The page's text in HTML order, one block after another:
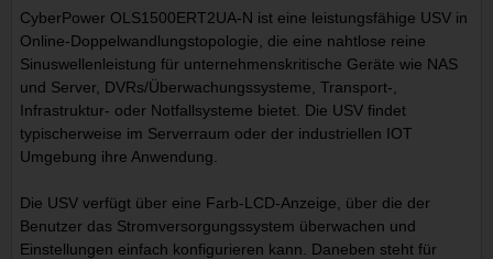
CyberPower OLS1500ERT2UA-N ist eine leistungsfähige USV in
Online-Doppelwandlungstopologie, die eine nahtlose reine
Sinuswellenleistung für unternehmenskritische Geräte wie NAS
und Server, DVRs/Überwachungssysteme, Transport-,
Infrastruktur- oder Notfallsysteme bietet. Die USV findet
typischerweise im Serverraum oder der industriellen IOT
Umgebung ihre Anwendung.
Die USV verfügt über eine Farb-LCD-Anzeige, über die der
Benutzer das Stromversorgungssystem überwachen und
Einstellungen einfach konfigurieren kann. Daneben steht für